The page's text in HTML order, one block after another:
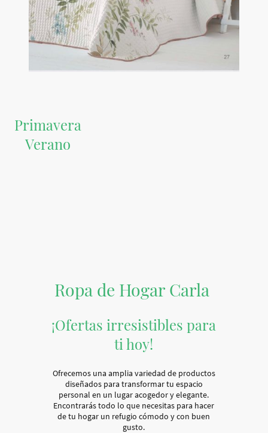
Primavera
Verano
Ropa de Hogar Carla
¡Ofertas irresistibles para
ti hoy!
Ofrecemos una amplia variedad de productos
diseñados para transformar tu espacio
personal en un lugar acogedor y elegante.
Encontrarás todo lo que necesitas para hacer
de tu hogar un refugio cómodo y con buen
gusto.